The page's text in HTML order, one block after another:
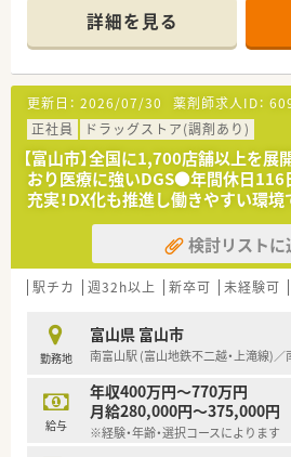
■研修制度は様々なプランがあり、
講可能な研修も幅広く用意されてい
■店舗で活躍する従業員、社外で活
となる従業員など、薬剤師として
を用意されています
■総合薬剤師・調剤薬剤師（土日休み
の働き方を選択できます
■調剤併設型だけでなく「医療モール
地内薬局」「訪問調剤特化型店舗」
ます
■在宅医療にも積極的取り組んでお
50店舗以上、無菌調剤室は業界最
■「プラチナくるみん認定企業」「
法人部門）認定」等を取得し一人ひ
されています
があるのも特徴です
詳細を見る
更新日： 2026/07/30 薬剤師求人ID：
正社員
ドラッグストア(調剤あり)
【富山市】全国に1,700店舗以上を展
おり医療に強いDGS●年間休日116
充実！DX化も推進し働きやすい環境
検討リストに
駅チカ 週32h以上 新卒可 未経験可
勤務地
富山県 富山市
南富山駅 (富山地鉄不二越・上滝線)
給与
年収400万円～770万円
月給280,000円～375,000円
※経験・年齢・選択コースによります